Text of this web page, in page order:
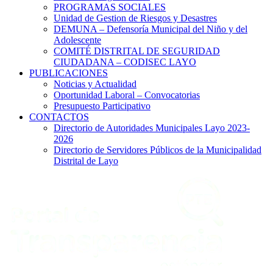
PROGRAMAS SOCIALES
Unidad de Gestion de Riesgos y Desastres
DEMUNA – Defensoría Municipal del Niño y del
Adolescente
COMITÉ DISTRITAL DE SEGURIDAD
CIUDADANA – CODISEC LAYO
PUBLICACIONES
Noticias y Actualidad
Oportunidad Laboral – Convocatorias
Presupuesto Participativo
CONTACTOS
Directorio de Autoridades Municipales Layo 2023-
2026
Directorio de Servidores Públicos de la Municipalidad
Distrital de Layo